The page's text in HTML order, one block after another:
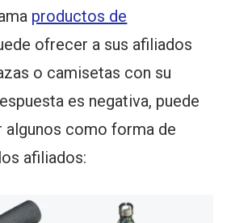
productos de
ofrecer a sus afiliados
o camisetas con su
es negativa, puede
algunos como forma de
afiliados: